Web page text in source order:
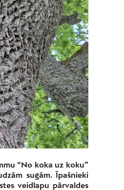
“No koka uz koku”
sugām. Īpašnieki
veidlapu pārvaldes